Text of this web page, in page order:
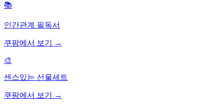
📚
인간관계 필독서
쿠팡에서 보기 →
🎨
센스있는 선물세트
쿠팡에서 보기 →